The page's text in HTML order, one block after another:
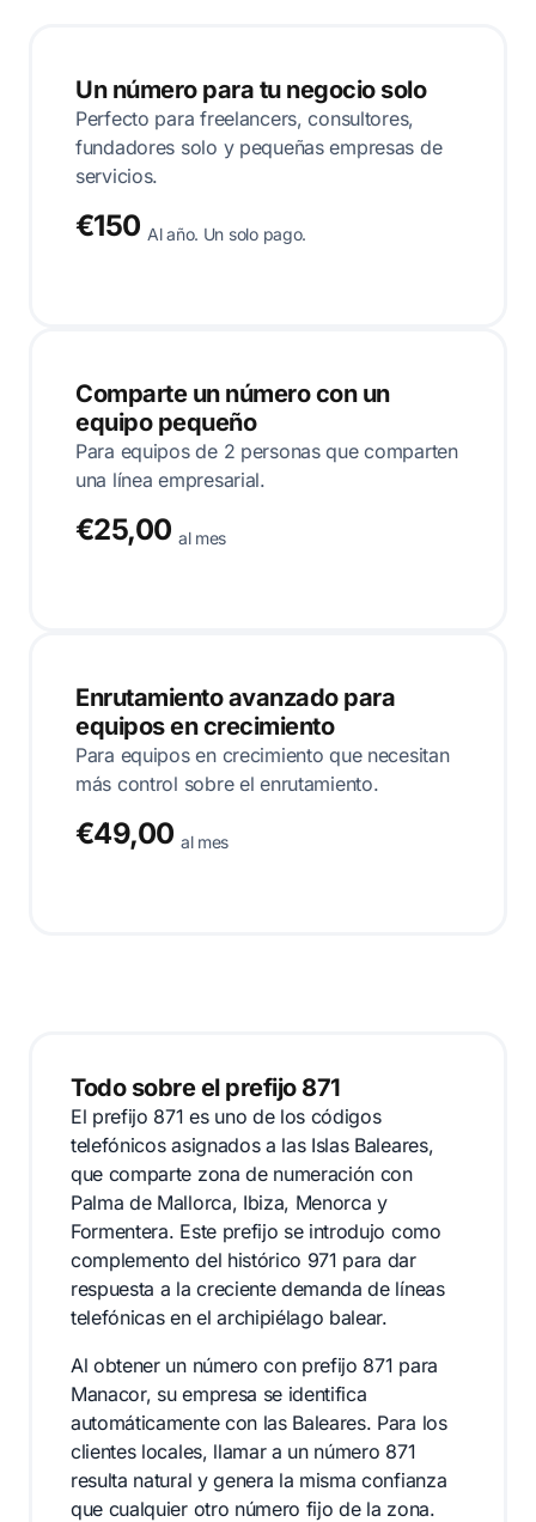
Un número para tu negocio solo
Perfecto para freelancers, consultores,
fundadores solo y pequeñas empresas de
servicios.
€150 Al año. Un solo pago.
Comparte un número con un
equipo pequeño
Para equipos de 2 personas que comparten
una línea empresarial.
€25,00 al mes
Enrutamiento avanzado para
equipos en crecimiento
Para equipos en crecimiento que necesitan
más control sobre el enrutamiento.
€49,00 al mes
Todo sobre el prefijo 871
El prefijo 871 es uno de los códigos
telefónicos asignados a las Islas Baleares,
que comparte zona de numeración con
Palma de Mallorca, Ibiza, Menorca y
Formentera. Este prefijo se introdujo como
complemento del histórico 971 para dar
respuesta a la creciente demanda de líneas
telefónicas en el archipiélago balear.
Al obtener un número con prefijo 871 para
Manacor, su empresa se identifica
automáticamente con las Baleares. Para los
clientes locales, llamar a un número 871
resulta natural y genera la misma confianza
que cualquier otro número fijo de la zona.